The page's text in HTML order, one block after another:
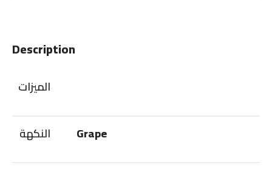
Description
الميزات
النكهة Grape